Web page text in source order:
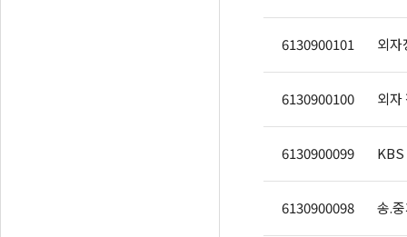
6130900101 외자
6130900100 외자
6130900099 KBS
6130900098 송.